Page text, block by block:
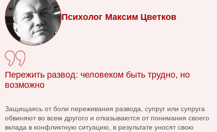
Психолог Максим Цветков
Пережить развод: человеком быть трудно, но
возможно
Защищаясь от боли переживания развода, супруг или супруга
обвиняют во всем другого и отказываются от понимания своего
вклада в конфликтную ситуацию, в результате уносят свою